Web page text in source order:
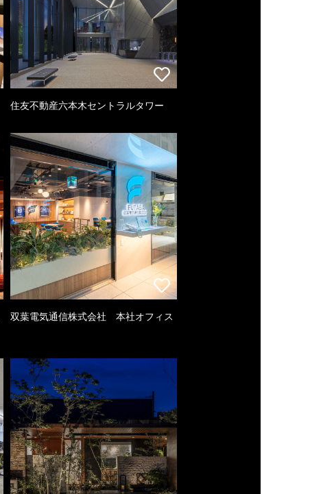
住友不動産六本木セントラルタワー
双葉電気通信株式会社 本社オフィス